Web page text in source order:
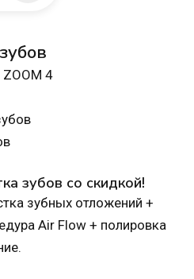
4
зубов со скидкой!
зубных отложений +
Air Flow + полировка